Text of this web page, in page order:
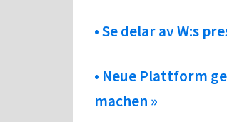
• Se delar av W:s
• Neue Plattform
machen »